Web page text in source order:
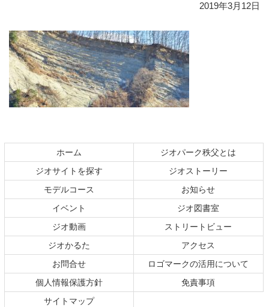
2019年3月12日
ン
文
へ
の
へ
ホーム
ジオパーク秩父とは
ジオサイトを探す
ジオストーリー
モデルコース
お知らせ
イベント
ジオ図書室
ジオ動画
ストリートビュー
ジオかるた
アクセス
お問合せ
ロゴマークの活用について
個人情報保護方針
免責事項
サイトマップ